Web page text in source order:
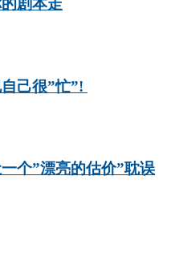
剧本走
己很”忙”!
个”漂亮的估价”耽误